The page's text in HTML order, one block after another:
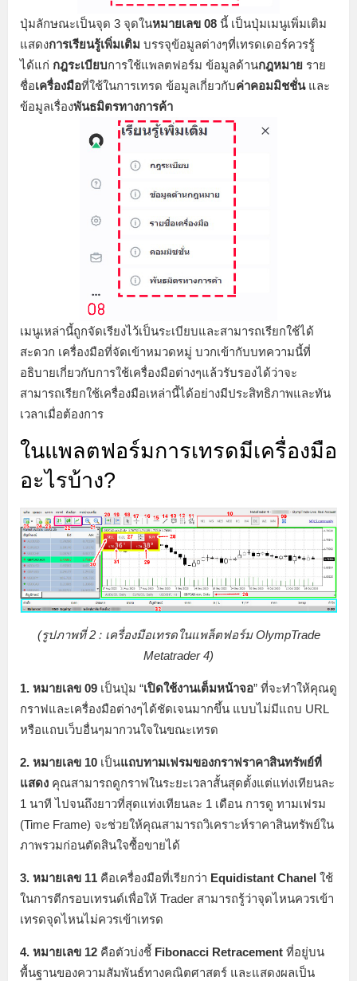
ปุ่มลักษณะเป็นจุด 3 จุดในหมายเลข 08 นี้ เป็นปุ่มเมนูเพิ่มเติม
แสดงการเรียนรู้เพิ่มเติม บรรจุข้อมูลต่างๆที่เทรดเดอร์ควรรู้
ได้แก่ กฎระเบียบการใช้แพลตฟอร์ม ข้อมูลด้านกฎหมาย ราย
ชื่อเครื่องมือที่ใช้ในการเทรด ข้อมูลเกี่ยวกับค่าคอมมิชชั่นและ
ข้อมูลเรื่องพันธมิตรทางการค้า
เมนูเหล่านี้ถูกจัดเรียงไว้เป็นระเบียบและสามารถเรียกใช้ได้
สะดวก เครื่องมือที่จัดเข้าหมวดหมู่ บวกเข้ากับบทความนี้ที่
อธิบายเกี่ยวกับการใช้เครื่องมือต่างๆแล้วรับรองได้ว่าจะ
สามารถเรียกใช้เครื่องมือเหล่านี้ได้อย่างมีประสิทธิภาพและทัน
เวลาเมื่อต้องการ
ในแพลตฟอร์มการเทรดมีเครื่องมือ
อะไรบ้าง?
(รูปภาพที่ 2 : เครื่องมือเทรดในแพล็ตฟอร์ม OlympTrade
Metatrader 4)
1. หมายเลข 09 เป็นปุ่ม “เปิดใช้งานเต็มหน้าจอ” ที่จะทำให้คุณดู
กราฟและเครื่องมือต่างๆได้ชัดเจนมากขึ้น แบบไม่มีแถบ URL
หรือแถบเว็บอื่นๆมากวนใจในขณะเทรด
2. หมายเลข 10 เป็นแถบทามเฟรมของกราฟราคาสินทรัพย์ที่
แสดง คุณสามารถดูกราฟในระยะเวลาสั้นสุดตั้งแต่แท่งเทียนละ
1 นาที ไปจนถึงยาวที่สุดแท่งเทียนละ 1 เดือน การดู ทามเฟรม
(Time Frame) จะช่วยให้คุณสามารถวิเคราะห์ราคาสินทรัพย์ใน
ภาพรวมก่อนตัดสินใจซื้อขายได้
3. หมายเลข 11 คือเครื่องมือที่เรียกว่า Equidistant Chanel ใช้
ในการตีกรอบเทรนด์เพื่อให้ Trader สามารถรู้ว่าจุดไหนควรเข้า
เทรดจุดไหนไม่ควรเข้าเทรด
4. หมายเลข 12 คือตัวบ่งชี้ Fibonacci Retracement ที่อยู่บน
พื้นฐานของความสัมพันธ์ทางคณิตศาสตร์ และแสดงผลเป็น